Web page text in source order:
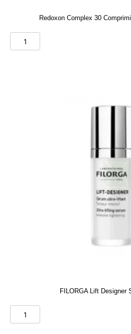
Redoxon Complex 30
FILORGA Lift Designer